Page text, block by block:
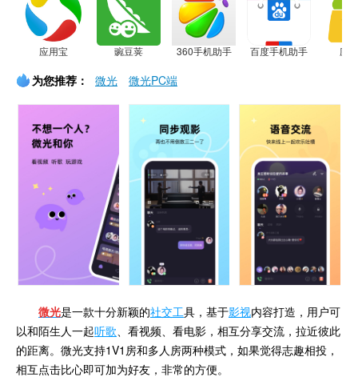
应用宝 豌豆荚 360手机助手 百度手机助手 应
为您推荐： 微光 微光PC端
微光是一款十分新颖的社交工具，基于影视内容打造，用户可
以和陌生人一起听歌 、看视频、看电影，相互分享交流，拉近彼此
的距离。微光支持1V1房和多人房两种模式，如果觉得志趣相投，
相互点击比心即可加为好友，非常的方便。